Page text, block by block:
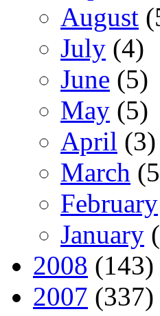
August
July (4)
June (5)
May (5)
April (3)
March
February
January
2008 (143)
2007 (337)